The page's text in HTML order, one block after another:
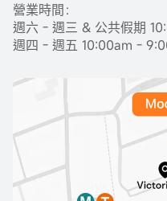
營業時間：
週六 - 週三 & 公共假期
週四 - 週五 10:00am -